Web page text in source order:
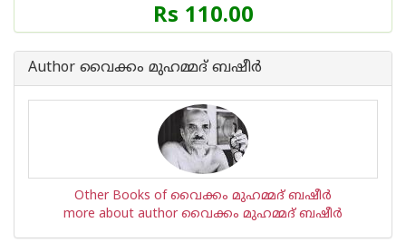
Price
of
Book
is
Rs 110.00
Author വൈക്കം മുഹമ്മദ് ബഷീര്‍
Other Books of വൈക്കം മുഹമ്മദ് ബഷീര്‍
more about author വൈക്കം മുഹമ്മദ് ബഷീര്‍